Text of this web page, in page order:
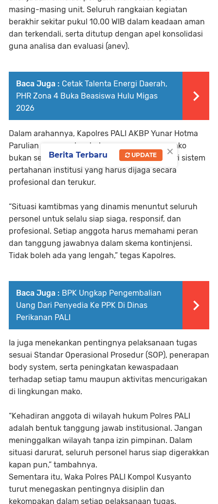
masing-masing unit. Seluruh rangkaian kegiatan
berakhir sekitar pukul 10.00 WIB dalam keadaan aman
dan terkendali, serta ditutup dengan apel konsolidasi
guna analisa dan evaluasi (anev).
Baca Juga : Cetak Talenta Energi Daerah,
PHR Zona 4 Buka Beasiswa Hulu Migas
2026
Dalam arahannya, Kapolres PALI AKBP Yunar Hotma
Parulian menegaskan bahwa pengamanan mako
bukan sekadar rutinitas, melainkan bagian dari sistem
pertahanan institusi yang harus dijaga secara
profesional dan terukur.
“Situasi kamtibmas yang dinamis menuntut seluruh
personel untuk selalu siap siaga, responsif, dan
profesional. Setiap anggota harus memahami peran
dan tanggung jawabnya dalam skema kontinjensi.
Tidak boleh ada yang lengah,” tegas Kapolres.
Baca Juga : BPK Ungkap Pengembalian
Uang Dari Penyedia Ke PPK Di Dinas
Perikanan PALI
Ia juga menekankan pentingnya pelaksanaan tugas
sesuai Standar Operasional Prosedur (SOP), penerapan
body system, serta peningkatan kewaspadaan
terhadap setiap tamu maupun aktivitas mencurigakan
di lingkungan mako.
“Kehadiran anggota di wilayah hukum Polres PALI
adalah bentuk tanggung jawab institusional. Jangan
meninggalkan wilayah tanpa izin pimpinan. Dalam
situasi darurat, seluruh personel harus siap digerakkan
kapan pun,” tambahnya.
Sementara itu, Waka Polres PALI Kompol Kusyanto
turut menegaskan pentingnya disiplin dan
kekompakan dalam setiap pelaksanaan tugas.
×
Berita Terbaru UPDATE